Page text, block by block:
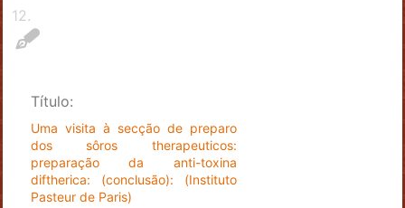
12 .
Título:
Uma visita à secção de preparo
dos sôros therapeuticos:
preparação da anti-toxina
diftherica: (conclusão): (Instituto
Pasteur de Paris)